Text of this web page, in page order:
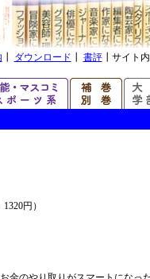
ダウンロード 書評┃サイト
円）